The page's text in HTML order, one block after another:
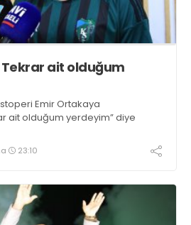
ait olduğum
Emir Ortakaya
ait olduğum yerdeyim” diye
23:10